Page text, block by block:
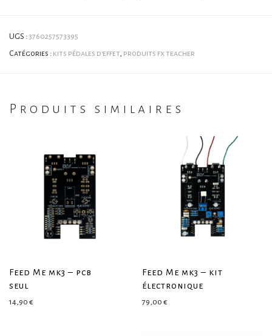
UGS : 3760257573395
Catégories : kits pédales d'effet produits fx teacher
Produits similaires
Feed Me mk3 – pcb
seul
14,90 €
Feed Me mk3 – kit
électronique
79,00 €